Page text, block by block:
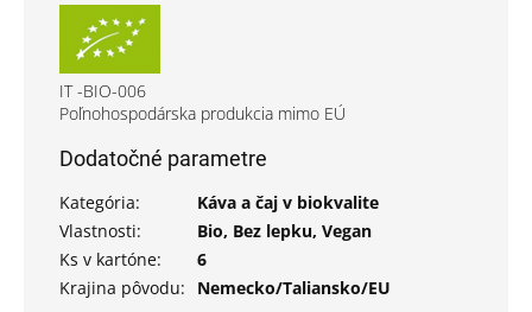
IT -BIO-006
Poľnohospodárska produkcia mimo EÚ
Dodatočné parametre
Kategória:
Káva a čaj v biokvalite
Vlastnosti:
Bio, Bez lepku, Vegan
Ks v kartóne:
6
Krajina pôvodu: Nemecko/Taliansko/EU